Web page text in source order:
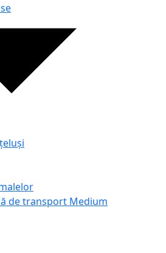
de transport Medium